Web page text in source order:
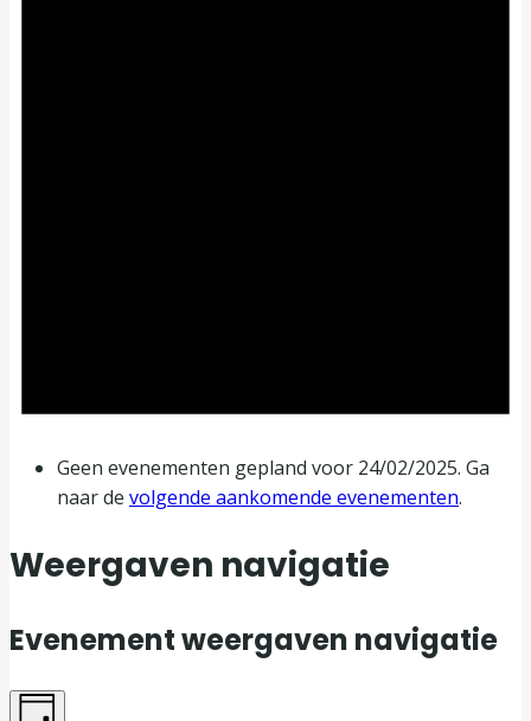
Geen evenementen gepland voor 24/02/2025. Ga
naar de volgende aankomende evenementen.
Weergaven navigatie
Evenement weergaven navigatie